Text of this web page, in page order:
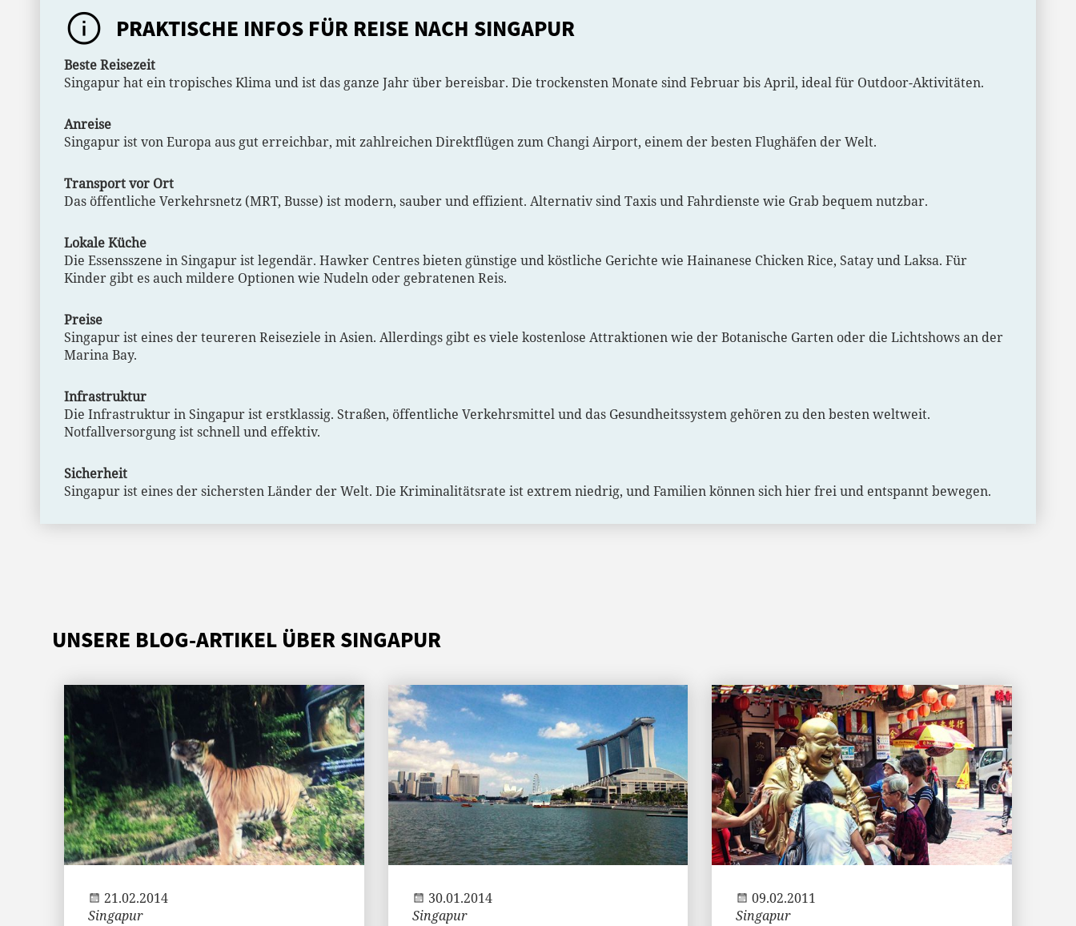
PRAKTISCHE INFOS FÜR REISE NACH SINGAPUR
Beste Reisezeit
Singapur hat ein tropisches Klima und ist das ganze Jahr über bereisbar. Die trockensten Monate sind Februar bis April, ideal für Outdoor-Aktivitäten.
Anreise
Singapur ist von Europa aus gut erreichbar, mit zahlreichen Direktflügen zum Changi Airport, einem der besten Flughäfen der Welt.
Transport vor Ort
Das öffentliche Verkehrsnetz (MRT, Busse) ist modern, sauber und effizient. Alternativ sind Taxis und Fahrdienste wie Grab bequem nutzbar.
Lokale Küche
Die Essensszene in Singapur ist legendär. Hawker Centres bieten günstige und köstliche Gerichte wie Hainanese Chicken Rice, Satay und Laksa. Für
Kinder gibt es auch mildere Optionen wie Nudeln oder gebratenen Reis.
Preise
Singapur ist eines der teureren Reiseziele in Asien. Allerdings gibt es viele kostenlose Attraktionen wie der Botanische Garten oder die Lichtshows an der
Marina Bay.
Infrastruktur
Die Infrastruktur in Singapur ist erstklassig. Straßen, öffentliche Verkehrsmittel und das Gesundheitssystem gehören zu den besten weltweit.
Notfallversorgung ist schnell und effektiv.
Sicherheit
Singapur ist eines der sichersten Länder der Welt. Die Kriminalitätsrate ist extrem niedrig, und Familien können sich hier frei und entspannt bewegen.
UNSERE BLOG-ARTIKEL ÜBER SINGAPUR
Andi
21.02.2014
Singapur
Andi
30.01.2014
Singapur
Andi
09.02.2011
Singapur